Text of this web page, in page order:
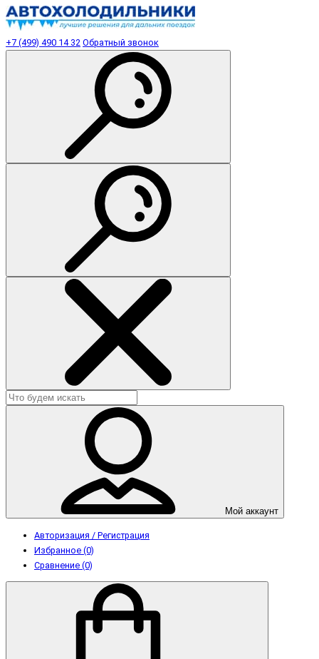
+7 (499) 490 14 32 Обратный звонок
Мой аккаунт
Авторизация / Регистрация
Избранное (0)
Сравнение (0)